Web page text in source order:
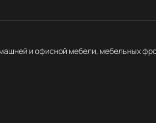
и офисной мебели, мебельных